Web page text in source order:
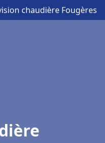
chaudière Fougères